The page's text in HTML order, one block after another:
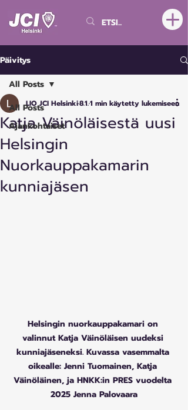
Päivitys
All Posts
Ajankohtaiset
All Posts
Katja Väinöläisestä uusi
Helsingin
Nuorkauppakamarin
kunniajäsen
LIO JCI Helsinki8.1.1 min käytetty lukemiseen
Helsingin nuorkauppakamari on
valinnut Katja Väinöläisen uudeksi
kunniajäseneksi. Kuvassa vasemmalta
oikealle: Jenni Tuomainen, Katja
Väinöläinen, ja HNKK:in PRES vuodelta
2025 Jenna Palovaara